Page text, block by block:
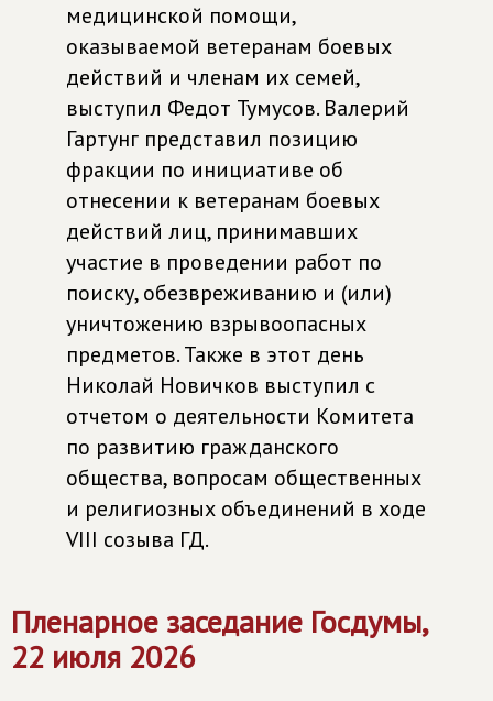
медицинской помощи,
оказываемой ветеранам боевых
действий и членам их семей,
выступил Федот Тумусов. Валерий
Гартунг представил позицию
фракции по инициативе об
отнесении к ветеранам боевых
действий лиц, принимавших
участие в проведении работ по
поиску, обезвреживанию и (или)
уничтожению взрывоопасных
предметов. Также в этот день
Николай Новичков выступил с
отчетом о деятельности Комитета
по развитию гражданского
общества, вопросам общественных
и религиозных объединений в ходе
VIII созыва ГД.
Пленарное заседание Госдумы,
22 июля 2026